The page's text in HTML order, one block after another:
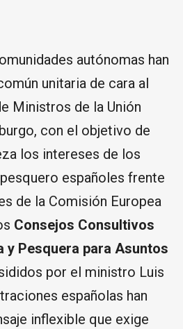
autónomas han
unitaria de cara al
Ministros de la Unión
con el objetivo de
los intereses de los
españoles frente
de la Comisión Europea
Consejos Consultivos
y Pesquera para Asuntos
por el ministro Luis
españolas han
inflexible que exige